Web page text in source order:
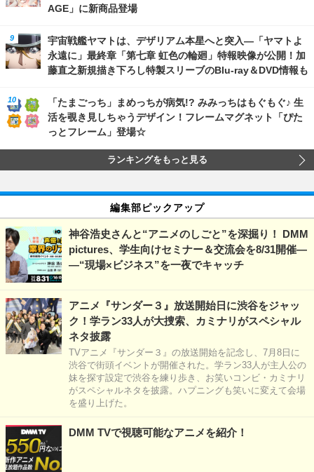
AGE」に新商品登場
宇宙戦艦ヤマトは、デザリアム本星へと突入―「ヤマトよ
永遠に」最終章「第七章 虹色の輪廻」特報映像が公開！加
藤直之新規描き下ろし特製スリーブのBlu-ray＆DVD情報も
「たまごっち」まめっちが病気!? みみっちはもぐもぐ♪ 生
活を覗き見しちゃうデザイン！フレームマグネット「ぴた
っとフレーム」登場☆
ランキングをもっと見る
編集部ピックアップ
神谷浩史さんと“アニメのしごと”を深掘り！ DMM
pictures、学生向けセミナー＆交流会を8/31開催―
―“現場×ビジネス”を一夜でキャッチ
アニメ『サンダー３』放送開始日に渋谷をジャッ
ク！学ラン33人が大捜索、カミナリがスペシャル
ネタ披露
TVアニメ『サンダー３』の放送開始を記念し、7月8日に
渋谷で街頭イベントが開催された。学ラン33人が主人公の
妹を探す設定で渋谷を練り歩き、お笑いコンビ・カミナリ
がスペシャルネタを披露。ハプニングも笑いに変えて会場
を盛り上げた。
DMM TVで視聴可能なアニメを紹介！